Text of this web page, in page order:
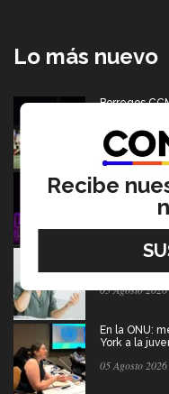
Lo más nuevo
Borregos
06 Agosto 2026
De
gran sueño
06 Agosto 2026
Tec y UT
05 Agosto 2026
En la ONU:
York a la
05 Agosto 2026
Recibe